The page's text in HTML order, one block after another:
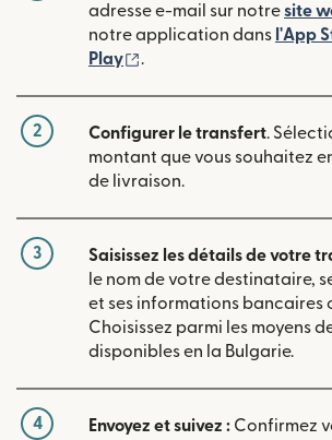
adresse e-mail sur notresite
notre application dans l'App
Play
(s'ouvre dans une
.
2 Configurer le transfert.
montant que vous souhaitez
de livraison.
3 Saisissez les détails de votre
le nom de votre destinataire,
et ses informations bancaires
Choisissez parmi les moyens
disponibles en la Bulgarie.
4 Envoyez et suivez : Confirmez